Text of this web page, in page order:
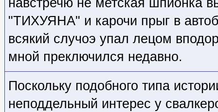
навстречю не метская шпионка
"ТИХУЯНА" и карочи прыг в
всякий случоэ упал лецом
мной преключился недавно.
Поскольку подобного типа
неподдельный интерес у